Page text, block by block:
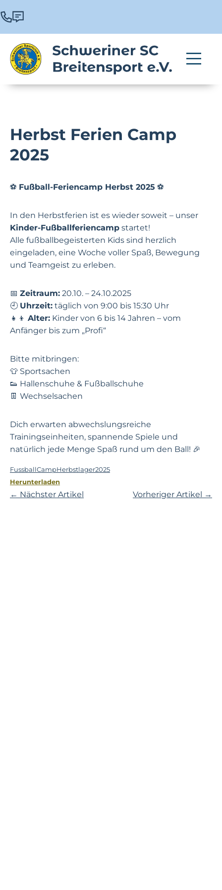
Herbst Ferien Camp
2025
⚽️ Fußball-Feriencamp Herbst 2025 ⚽️
In den Herbstferien ist es wieder soweit – unser
Kinder-Fußballferiencamp startet!
Alle fußballbegeisterten Kids sind herzlich
eingeladen, eine Woche voller Spaß, Bewegung
und Teamgeist zu erleben.
📅 Zeitraum: 20.10. – 24.10.2025
🕘 Uhrzeit: täglich von 9:00 bis 15:30 Uhr
👧👦 Alter: Kinder von 6 bis 14 Jahren – vom
Anfänger bis zum „Profi“
Bitte mitbringen:
👕 Sportsachen
👟 Hallenschuhe & Fußballschuhe
👖 Wechselsachen
Dich erwarten abwechslungsreiche
Trainingseinheiten, spannende Spiele und
natürlich jede Menge Spaß rund um den Ball! 🎉
FussballCampHerbstlager2025
Herunterladen
← Nächster Artikel Vorheriger Artikel →